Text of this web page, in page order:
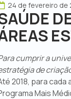
24 de fevereiro de
cumprir a
de
2018, para cada
Mais